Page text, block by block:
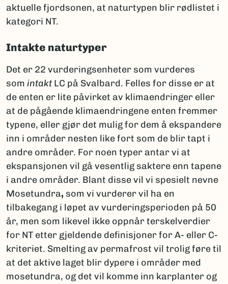
aktuelle fjordsonen, at naturtypen blir rødlistet i
kategori NT.
Intakte naturtyper
Det er 22 vurderingsenheter som vurderes
som intakt LC på Svalbard. Felles for disse er at
de enten er lite påvirket av klimaendringer eller
at de pågående klimaendringene enten fremmer
typene, eller gjør det mulig for dem å ekspandere
inn i områder nesten like fort som de blir tapt i
andre områder. For noen typer antar vi at
ekspansjonen vil gå vesentlig saktere enn tapene
i andre områder. Blant disse vil vi spesielt nevne
Mosetundra, som vi vurderer vil ha en
tilbakegang i løpet av vurderingsperioden på 50
år, men som likevel ikke oppnår terskelverdier
for NT etter gjeldende definisjoner for A- eller C-
kriteriet. Smelting av permafrost vil trolig føre til
at det aktive laget blir dypere i områder med
mosetundra, og det vil komme inn karplanter og